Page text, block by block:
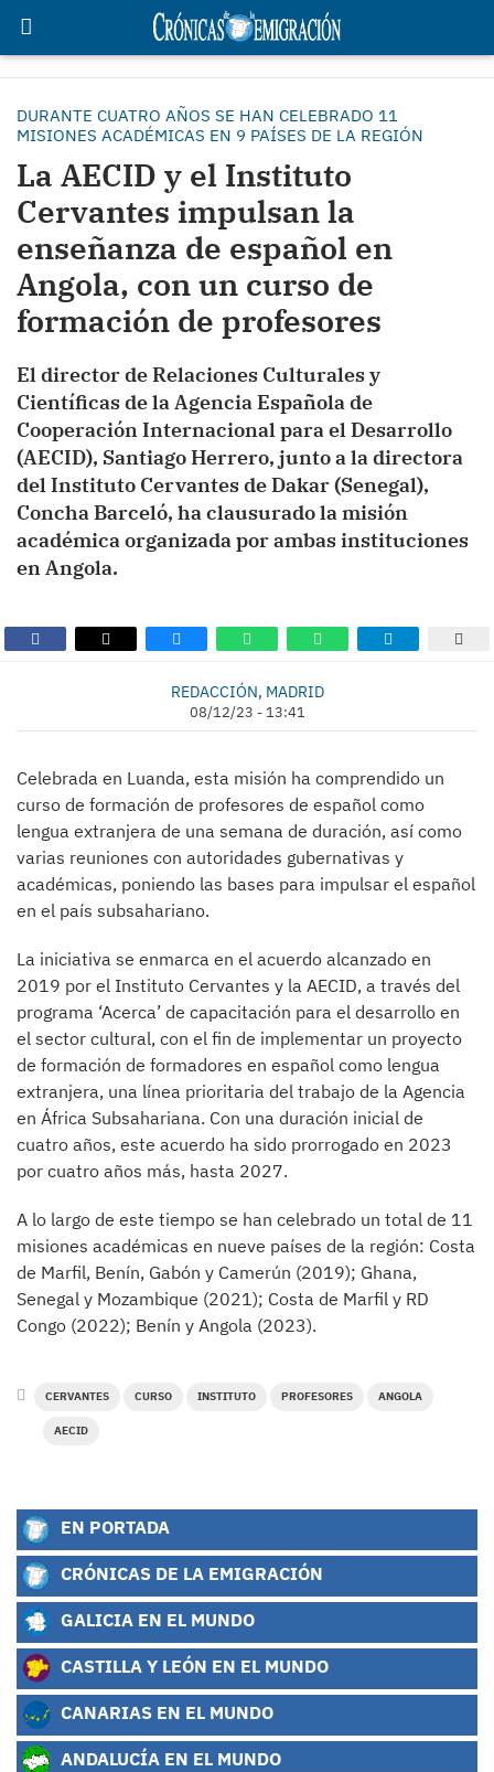
DURANTE CUATRO AÑOS SE HAN CELEBRADO 11
MISIONES ACADÉMICAS EN 9 PAÍSES DE LA REGIÓN
La AECID y el Instituto
Cervantes impulsan la
enseñanza de español en
Angola, con un curso de
formación de profesores
El director de Relaciones Culturales y
Científicas de la Agencia Española de
Cooperación Internacional para el Desarrollo
(AECID), Santiago Herrero, junto a la directora
del Instituto Cervantes de Dakar (Senegal),
Concha Barceló, ha clausurado la misión
académica organizada por ambas instituciones
en Angola.
REDACCIÓN, MADRID
08/12/23 - 13:41
Celebrada en Luanda, esta misión ha comprendido un
curso de formación de profesores de español como
lengua extranjera de una semana de duración, así como
varias reuniones con autoridades gubernativas y
académicas, poniendo las bases para impulsar el español
en el país subsahariano.
La iniciativa se enmarca en el acuerdo alcanzado en
2019 por el Instituto Cervantes y la AECID, a través del
programa ‘Acerca’ de capacitación para el desarrollo en
el sector cultural, con el fin de implementar un proyecto
de formación de formadores en español como lengua
extranjera, una línea prioritaria del trabajo de la Agencia
en África Subsahariana. Con una duración inicial de
cuatro años, este acuerdo ha sido prorrogado en 2023
por cuatro años más, hasta 2027.
A lo largo de este tiempo se han celebrado un total de 11
misiones académicas en nueve países de la región: Costa
de Marfil, Benín, Gabón y Camerún (2019); Ghana,
Senegal y Mozambique (2021); Costa de Marfil y RD
Congo (2022); Benín y Angola (2023).
CERVANTES CURSO INSTITUTO PROFESORES ANGOLA
AECID
EN PORTADA
CRÓNICAS DE LA EMIGRACIÓN
GALICIA EN EL MUNDO
CASTILLA Y LEÓN EN EL MUNDO
CANARIAS EN EL MUNDO
ANDALUCÍA EN EL MUNDO